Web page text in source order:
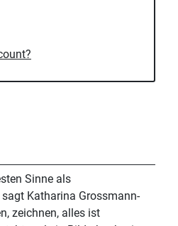
Sinne als
sagt Katharina Grossmann-
zeichnen, alles ist